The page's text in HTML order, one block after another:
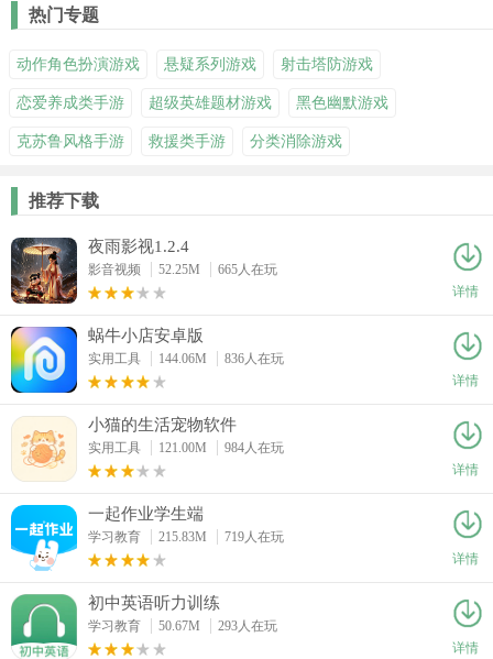
热门专题
动作角色扮演游戏 悬疑系列游戏 射击塔防游戏
恋爱养成类手游 超级英雄题材游戏 黑色幽默游戏
克苏鲁风格手游 救援类手游 分类消除游戏
推荐下载
夜雨影视1.2.4
影音视频 52.25M
665人在玩
详情
蜗牛小店安卓版
实用工具 144.06M
836人在玩
详情
小猫的生活宠物软件
实用工具 121.00M
984人在玩
详情
一起作业学生端
学习教育 215.83M
719人在玩
详情
初中英语听力训练
学习教育 50.67M
293人在玩
详情